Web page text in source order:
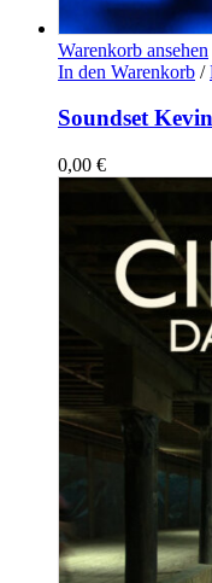
Warenkorb ansehen
In den Warenkorb /
Soundset
0,00 €